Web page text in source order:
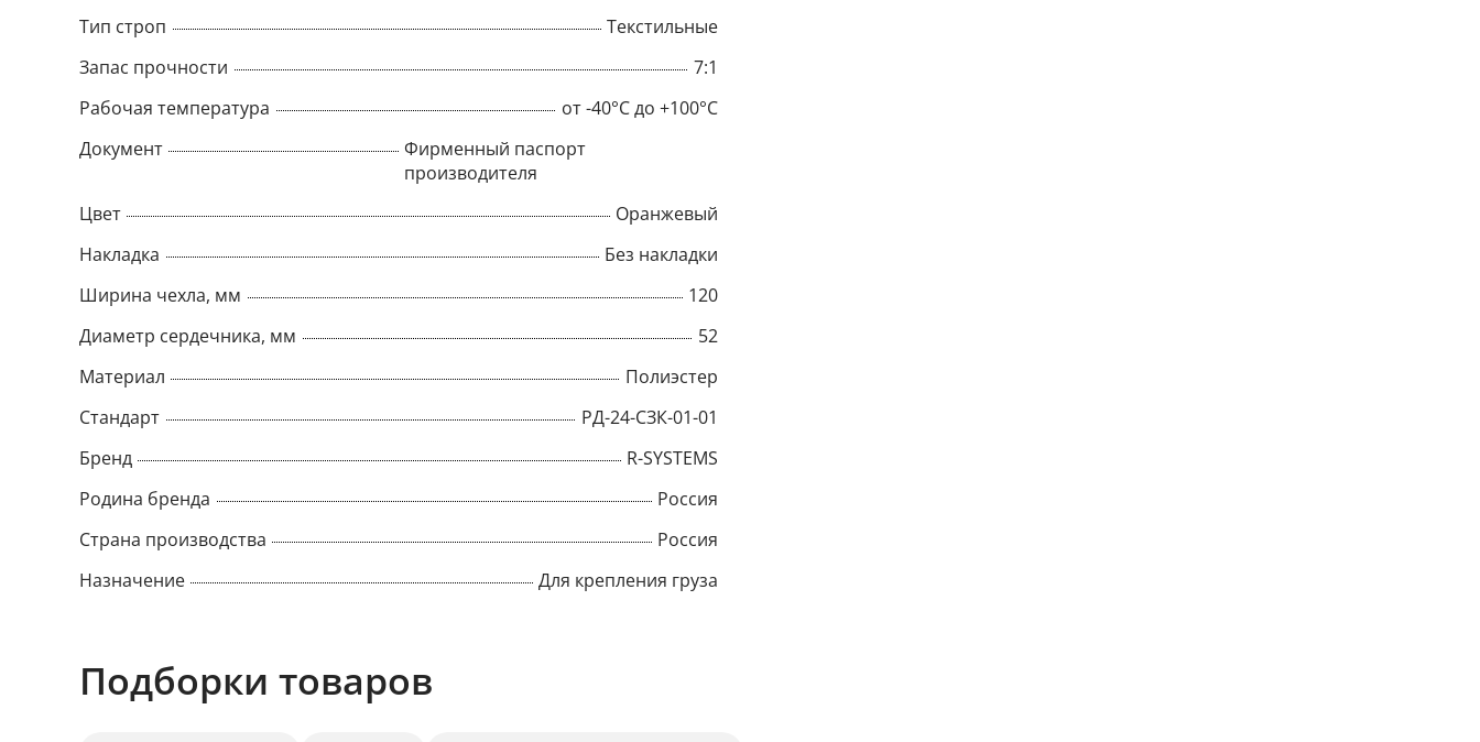
Тип строп
Текстильные
Запас прочности
7:1
Рабочая температура
от -40°C до +100°C
Документ
Фирменный паспорт
производителя
Цвет
Оранжевый
Накладка
Без накладки
Ширина чехла, мм
120
Диаметр сердечника, мм
52
Материал
Полиэстер
Стандарт
РД-24-СЗК-01-01
Бренд
R-SYSTEMS
Родина бренда
Россия
Страна производства
Россия
Назначение
Для крепления груза
Подборки товаров
Popup
Title